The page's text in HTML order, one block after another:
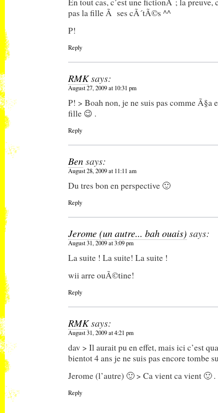
pas la fille Ã ses cÃ´tÃ©s ^^
P!
Reply
RMKsays:
August 27, 2009 at 10:31 pm
P! > Boah non, je ne suis pas comme Ã§a
fille 😉 .
Reply
Bensays:
August 28, 2009 at 11:11 am
Du tres bon en perspective 🙂
Reply
Jerome (un autre... bah ouais) says:
August 31, 2009 at 3:09 pm
La suite ! La suite! La suite !
wii arre ouÃ©tine!
Reply
RMKsays:
August 31, 2009 at 4:21 pm
dav > Il aurait pu en effet, mais ici c’est
bientot 4 ans je ne suis pas encore tombe
Jerome (l’autre) 🙂 > Ca vient ca vient 🙂 .
Reply